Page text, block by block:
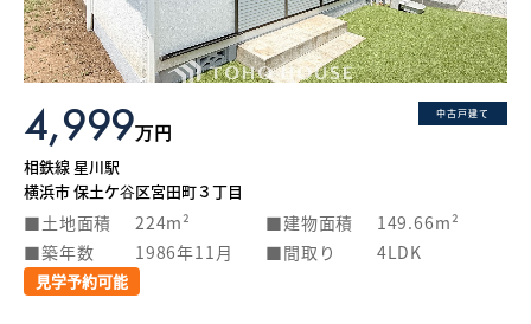
中古戸建て
4,999万円
相鉄線 星川駅
横浜市 保土ケ谷区宮田町３丁目
土地面積 224m² 建物面積
149.66m²
築年数
1986年11月 間取り 4LDK
見学予約可能